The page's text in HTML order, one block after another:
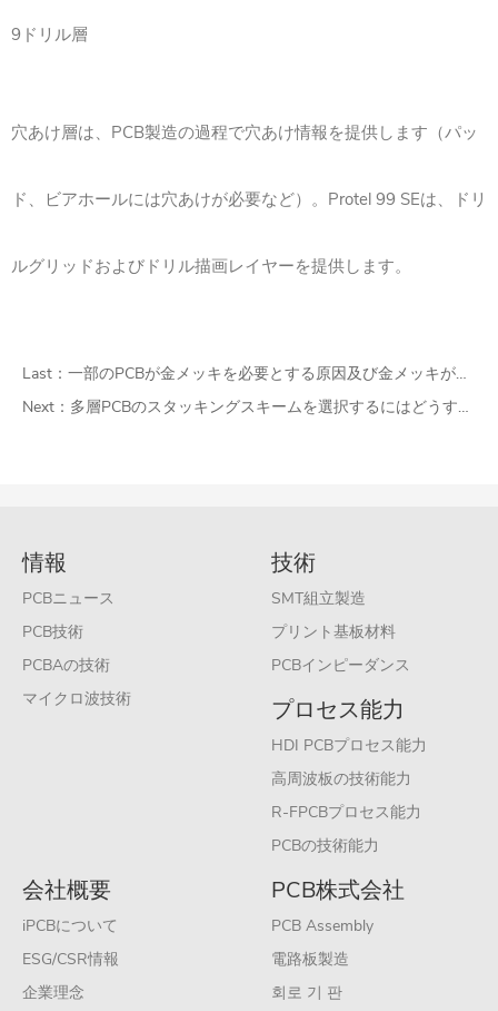
9ドリル層
穴あけ層は、PCB製造の過程で穴あけ情報を提供します（パッ
ド、ビアホールには穴あけが必要など）。Protel 99 SEは、ドリ
ルグリッドおよびドリル描画レイヤーを提供します。
Last： 一部のPCBが金メッキを必要とする原因及び金メッキが黒くなる原因
Next： 多層PCBのスタッキングスキームを選択するにはどうすればよいですか？
情報
PCBニュース
PCB技術
PCBAの技術
マイクロ波技術
技術
SMT組立製造
プリント基板材料
PCBインピーダンス
プロセス能力
HDI PCBプロセス能力
高周波板の技術能力
R-FPCBプロセス能力
PCBの技術能力
会社概要
iPCBについて
ESG/CSR情報
企業理念
PCB株式会社
PCB Assembly
電路板製造
회로 기 판